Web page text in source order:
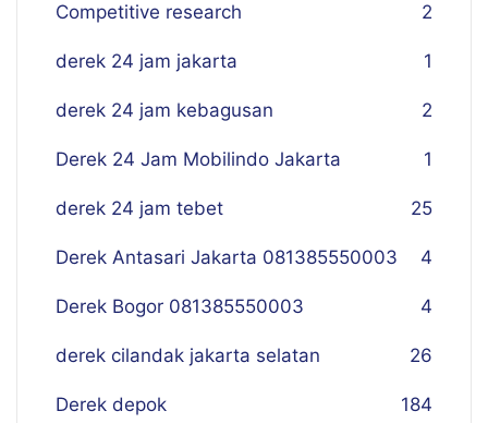
Competitive research 2
derek 24 jam jakarta 1
derek 24 jam kebagusan 2
Derek 24 Jam Mobilindo Jakarta 1
derek 24 jam tebet 25
Derek Antasari Jakarta 081385550003 4
Derek Bogor 081385550003 4
derek cilandak jakarta selatan 26
Derek depok 184